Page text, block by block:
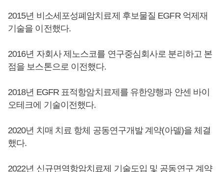
2015년 비소세포성폐암치료제 후보물질 EGFR 억제재
기술을 이전했다.
2016년 자회사 제노스코를 연구중심회사로 분리하고 본
점을 보스톤으로 이전했다.
2018년 EGFR 표적항암치료제를 유한양행과 얀센 바이
오테크에 기술이전했다.
2020년 치매 치료 항체 공동연구개발 계약(아델)을 체결
했다.
2022년 신규면역항암치료제 기술도입 및 공동연구 계약